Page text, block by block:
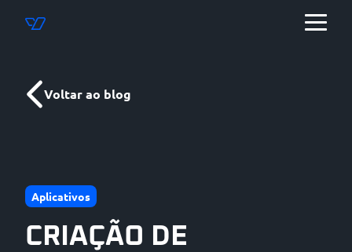
Voltar ao blog
Aplicativos
CRIAÇÃO DE